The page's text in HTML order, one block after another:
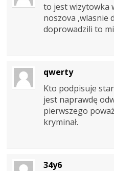
to jest wizytowka
noszova ,wlasnie
doprowadzili to
qwerty
Kto podpisuje
jest naprawdę
pierwszego
kryminał.
34y6